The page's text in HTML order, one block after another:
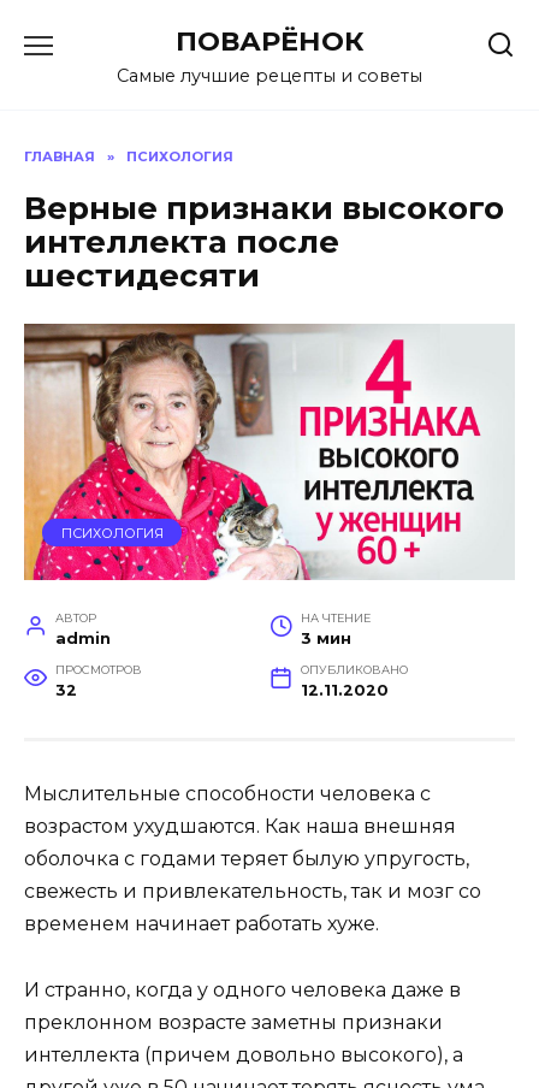
содержанию
ПОВАРЁНОК
Самые лучшие рецепты и советы
ГЛАВНАЯ » ПСИХОЛОГИЯ
Верные признаки высокого
интеллекта после
шестидесяти
ПСИХОЛОГИЯ
АВТОР
admin
НА ЧТЕНИЕ
3 мин
ПРОСМОТРОВ
32
ОПУБЛИКОВАНО
12.11.2020
Мыслительные способности человека с
возрастом ухудшаются. Как наша внешняя
оболочка с годами теряет былую упругость,
свежесть и привлекательность, так и мозг со
временем начинает работать хуже.
И странно, когда у одного человека даже в
преклонном возрасте заметны признаки
интеллекта (причем довольно высокого), а